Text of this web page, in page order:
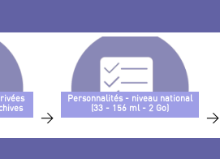
>
Personnalités - niveau national
(33 - 156 ml - 2 Go)
>